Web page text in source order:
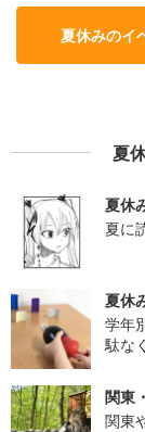
夏休みのイ
夏
夏休
夏に
夏休
学年
駄な
関東
関東